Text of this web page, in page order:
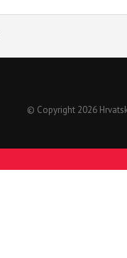
© Copyright 2026